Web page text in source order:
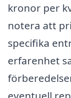
kronor per
notera att
specifika
erfarenhet